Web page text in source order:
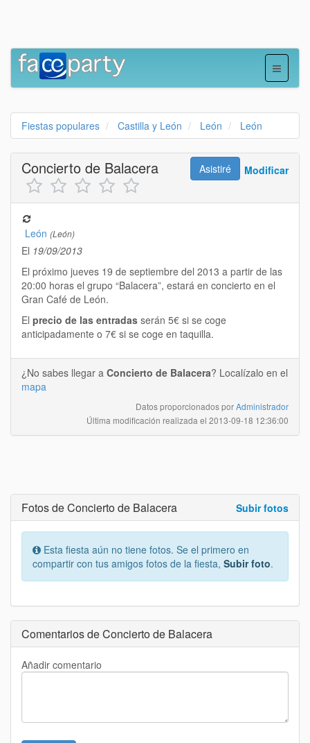
Fiestas populares Castilla y León León León
Asistiré Modificar
Concierto de Balacera
León (León)
El 19/09/2013
El próximo jueves 19 de septiembre del 2013 a partir de las
20:00 horas el grupo “Balacera”, estará en concierto en el
Gran Café de León.
El precio de las entradas serán 5€ si se coge
anticipadamente o 7€ si se coge en taquilla.
¿No sabes llegar a Concierto de Balacera? Localízalo en el
mapa
Datos proporcionados porAdministrador
Última modificación realizada el 2013-09-18 12:36:00
Subir fotos
Fotos de Concierto de Balacera
Esta fiesta aún no tiene fotos. Se el primero en
compartir con tus amigos fotos de la fiesta, Subir foto.
Comentarios de Concierto de Balacera
Añadir comentario